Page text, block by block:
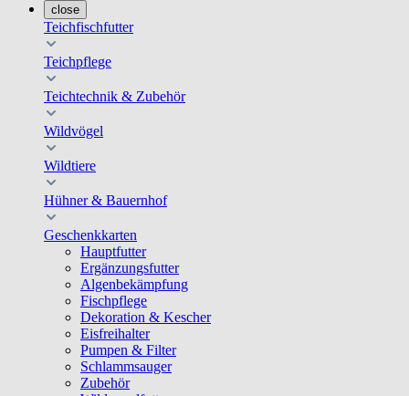
close
Teichfischfutter
Teichpflege
Teichtechnik & Zubehör
Wildvögel
Wildtiere
Hühner & Bauernhof
Geschenkkarten
Hauptfutter
Ergänzungsfutter
Algenbekämpfung
Fischpflege
Dekoration & Kescher
Eisfreihalter
Pumpen & Filter
Schlammsauger
Zubehör